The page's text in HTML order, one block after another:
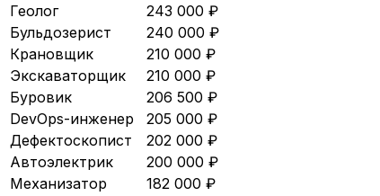
Геолог
243 000 ₽
Бульдозерист
240 000 ₽
Крановщик
210 000 ₽
Экскаваторщик
210 000 ₽
Буровик
206 500 ₽
DevOps-инженер
205 000 ₽
Дефектоскопист
202 000 ₽
Автоэлектрик
200 000 ₽
Механизатор
182 000 ₽